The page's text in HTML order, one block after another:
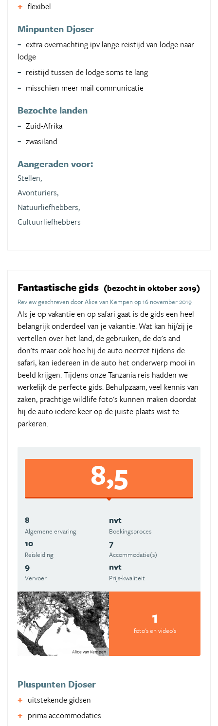
flexibel
Minpunten Djoser
extra overnachting ipv lange reistijd van lodge naar
lodge
reistijd tussen de lodge soms te lang
misschien meer mail communicatie
Bezochte landen
Zuid-Afrika
zwasiland
Aangeraden voor:
Stellen,
Avonturiers,
Natuurliefhebbers,
Cultuurliefhebbers
Fantastische gids (bezocht in oktober 2019)
Review geschreven door Alice van Kempen op 16 november 2019
Als je op vakantie en op safari gaat is de gids een heel
belangrijk onderdeel van je vakantie. Wat kan hij/zij je
vertellen over het land, de gebruiken, de do's and
don'ts maar ook hoe hij de auto neerzet tijdens de
safari, kan iedereen in de auto het onderwerp mooi in
beeld krijgen. Tijdens onze Tanzania reis hadden we
werkelijk de perfecte gids. Behulpzaam, veel kennis van
zaken, prachtige wildlife foto's kunnen maken doordat
hij de auto iedere keer op de juiste plaats wist te
parkeren.
8,5
8
Algemene ervaring
nvt
Boekingsproces
10
Reisleiding
7
Accommodatie(s)
9
Vervoer
nvt
Prijs-kwaliteit
Alice van Kempen
1
foto's en video's
Pluspunten Djoser
uitstekende gidsen
prima accommodaties